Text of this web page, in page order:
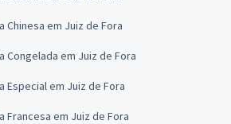
Chinesa em Juiz de Fora
Congelada em Juiz de Fora
Especial em Juiz de Fora
Francesa em Juiz de Fora